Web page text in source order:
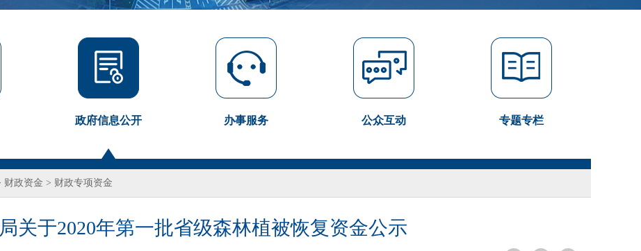
政府信息公开 办事服务 公众互动 专题专栏
财政资金 > 财政专项资金
关于2020年第一批省级森林植被恢复资金公示